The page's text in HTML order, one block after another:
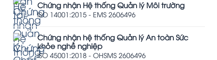
Chứng nhận Hệ thống Quản lý Môi trường
ISO 14001:2015 - EMS 2606496
Chứng nhận hệ thống Quản lý An toàn Sức
khỏe nghề nghiệp
ISO 45001:2018 - OHSMS 2606496